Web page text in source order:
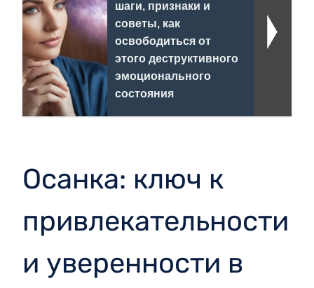
шаги, признаки и
советы, как
освободиться от
этого деструктивного
эмоционального
состояния
Осанка: ключ к
привлекательности
и уверенности в